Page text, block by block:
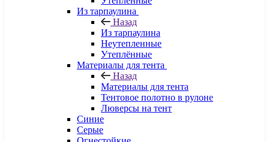
Из тарпаулина
Назад
Из тарпаулина
Неутепленные
Утеплённые
Материалы для тента
Назад
Материалы для тента
Тентовое полотно в рулоне
Люверсы на тент
Синие
Серые